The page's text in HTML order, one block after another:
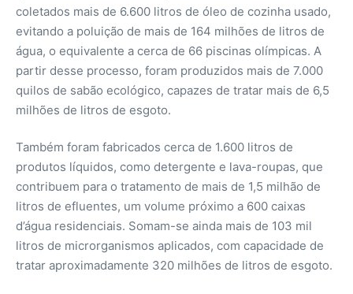
coletados mais de 6.600 litros de óleo de cozinha usado,
evitando a poluição de mais de 164 milhões de litros de
água, o equivalente a cerca de 66 piscinas olímpicas. A
partir desse processo, foram produzidos mais de 7.000
quilos de sabão ecológico, capazes de tratar mais de 6,5
milhões de litros de esgoto.
Também foram fabricados cerca de 1.600 litros de
produtos líquidos, como detergente e lava-roupas, que
contribuem para o tratamento de mais de 1,5 milhão de
litros de efluentes, um volume próximo a 600 caixas
d’água residenciais. Somam-se ainda mais de 103 mil
litros de microrganismos aplicados, com capacidade de
tratar aproximadamente 320 milhões de litros de esgoto.